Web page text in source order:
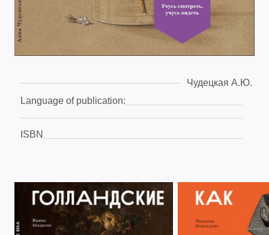
Чудецкая А.Ю.
Language of publication:
ISBN